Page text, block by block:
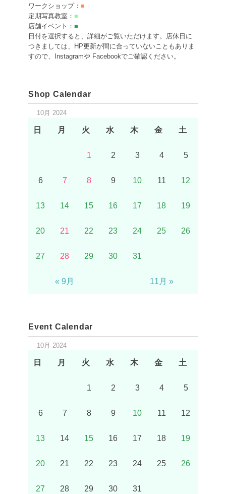
ワークショップ： ■
定期写真教室： ■
店舗イベント： ■
日付を選択すると、詳細がご覧いただけます。店休日に
つきましては、HP更新が間に合っていないこともありま
すので、Instagramや Facebookでご確認ください。
Shop Calendar
10月 2024
日 月 火 水 木 金 土
1 2 3 4 5
6 7 8 9 10 11 12
13 14 15 16 17 18 19
20 21 22 23 24 25 26
27 28 29 30 31
« 9月 11月 »
Event Calendar
10月 2024
日 月 火 水 木 金 土
1 2 3 4 5
6 7 8 9 10 11 12
13 14 15 16 17 18 19
20 21 22 23 24 25 26
27 28 29 30 31